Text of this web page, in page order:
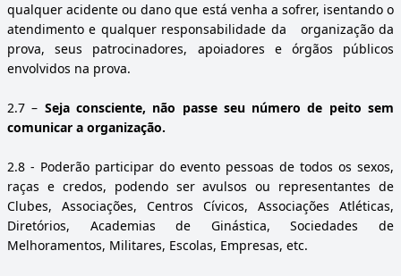
qualquer acidente ou dano que está venha a sofrer, isentando o
atendimento e qualquer responsabilidade da organização da
prova, seus patrocinadores, apoiadores e órgãos públicos
envolvidos na prova.
2.7– Seja consciente, não passe seu número de peito sem
comunicar a organização.
2.8 - Poderão participar do evento pessoas de todos os sexos,
raças e credos, podendo ser avulsos ou representantes de
Clubes, Associações, Centros Cívicos, Associações Atléticas,
Diretórios, Academias de Ginástica, Sociedades de
Melhoramentos, Militares, Escolas, Empresas, etc.